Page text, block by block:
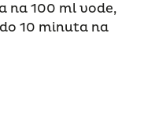
na 100 ml vode,
10 minuta na